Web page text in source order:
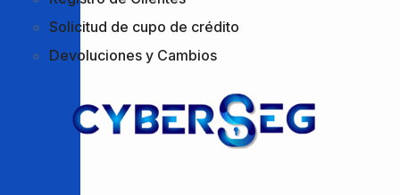
Solicitud de cupo de crédito
Devoluciones y Cambios